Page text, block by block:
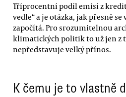
Tříprocentní podíl emisí z
vedle“ a je otázka, jak přesně se
započítá. Pro srozumitelnou
klimatických politik to už jen z
nepředstavuje velký přínos.
K čemu je to vlastně